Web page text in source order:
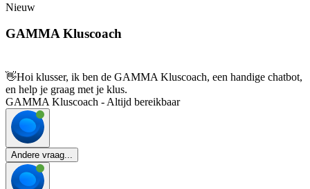
Nieuw
GAMMA Kluscoach
👋Hoi klusser, ik ben de GAMMA Kluscoach, een handige chatbot,
en help je graag met je klus.
GAMMA Kluscoach - Altijd bereikbaar
Andere vraag...